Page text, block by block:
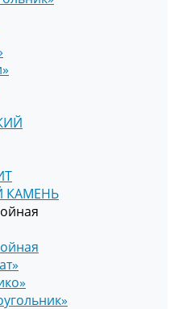
КАМЕНЬ